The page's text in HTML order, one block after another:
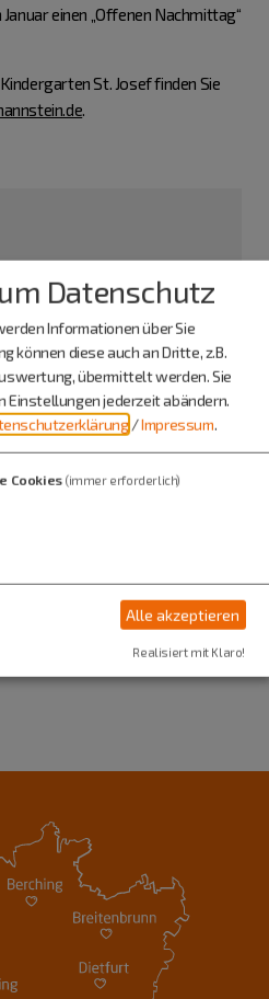
einen „Offenen Nachmittag“
St. Josef finden Sie
.
Datenschutz
Informationen über Sie
können diese auch an Dritte, z.B.
übermittelt werden. Sie
Einstellungen jederzeit abändern.
/Impressum.
Cookies (immer erforderlich)
Alle akzeptieren
Realisiert mit Klaro!